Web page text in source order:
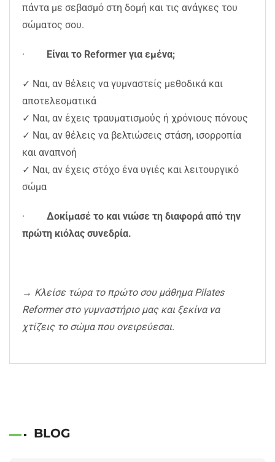
πάντα με σεβασμό στη δομή και τις ανάγκες του
σώματος σου.
· Είναι το Reformer για εμένα;
✓ Ναι, αν θέλεις να γυμναστείς μεθοδικά και
αποτελεσματικά
✓ Ναι, αν έχεις τραυματισμούς ή χρόνιους πόνους
✓ Ναι, αν θέλεις να βελτιώσεις στάση, ισορροπία
και αναπνοή
✓ Ναι, αν έχεις στόχο ένα υγιές και λειτουργικό
σώμα
· Δοκίμασέ το και νιώσε τη διαφορά από την
πρώτη κιόλας συνεδρία.
→ Κλείσε τώρα το πρώτο σου μάθημα Pilates
Reformer στο γυμναστήριο μας και ξεκίνα να
χτίζεις το σώμα που ονειρεύεσαι.
BLOG